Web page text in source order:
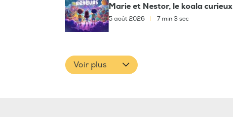
Marie et Nestor, le koala curieux
5 août 2026 7 min 3 sec
Voir plus